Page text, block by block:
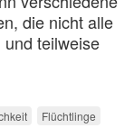
die nicht alle
teilweise
Flüchtlinge